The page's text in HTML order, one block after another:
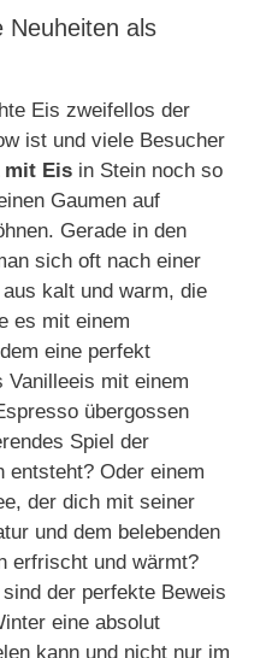
Neuheiten als
Eis zweifellos der
ist und viele Besucher
mit Eis in Stein noch so
Gaumen auf
Gerade in den
sich oft nach einer
kalt und warm, die
es mit einem
eine perfekt
Vanilleeis mit einem
übergossen
Spiel der
entsteht? Oder einem
der dich mit seiner
und dem belebenden
erfrischt und wärmt?
der perfekte Beweis
eine absolut
kann und nicht nur im